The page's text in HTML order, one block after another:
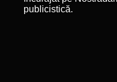
publicistică.